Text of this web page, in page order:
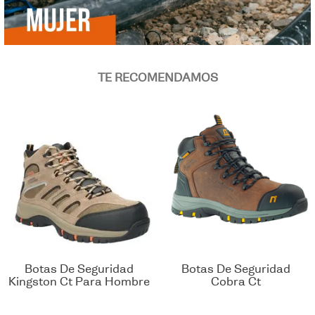
TE RECOMENDAMOS
Botas De Seguridad
Kingston Ct Para Hombre
Botas De Seguridad
Cobra Ct